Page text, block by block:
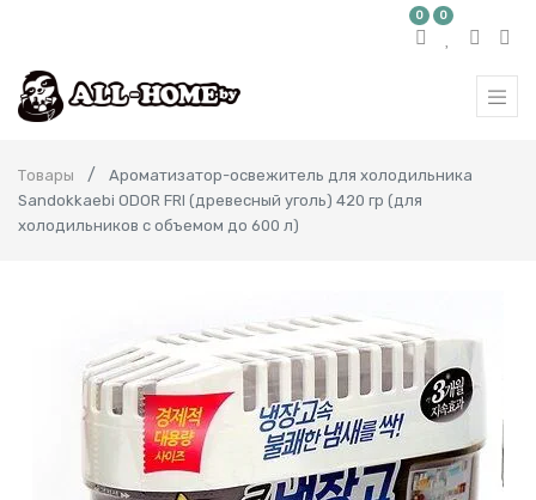
0 0
Товары
Ароматизатор-освежитель для холодильника
Sandokkaebi ODOR FRI (древесный уголь) 420 гр (для
холодильников с объемом до 600 л)